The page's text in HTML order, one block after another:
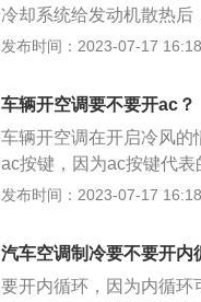
冷却系统给发动机散热
用暖风时，风扇停转，热
车启动时发动机开始预热
调，同时把空气循环设
环即可。
发布时间：2023-07-17
车辆开空调要不要开ac？
车辆开空调在开启冷风的
ac按键，因为ac按键代
调压缩机，暖风不需要使
部件之一，在开启冷风的
工作，输送的是正常温度
发布时间：2023-07-17
汽车空调制冷要不要开内
要开内循环，因为内循环